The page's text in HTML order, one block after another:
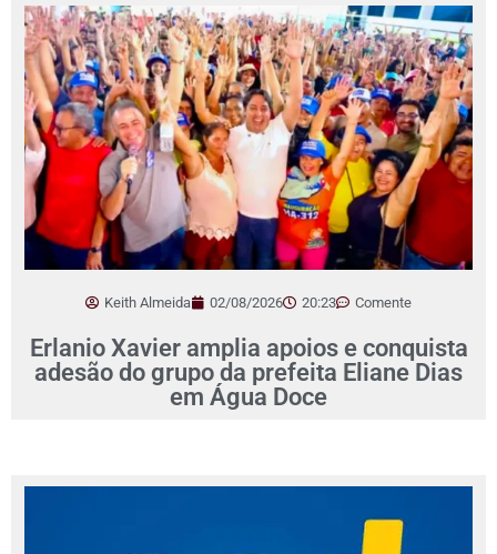
Keith Almeida 02/08/2026 20:23 Comente
Erlanio Xavier amplia apoios e conquista
adesão do grupo da prefeita Eliane Dias
em Água Doce